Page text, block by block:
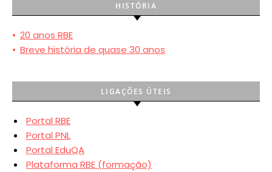
HISTÓRIA
• 20 anos RBE
• Breve história de quase 30 anos
LIGAÇÕES ÚTEIS
Portal RBE
Portal PNL
Portal EduQA
Plataforma RBE (formação)